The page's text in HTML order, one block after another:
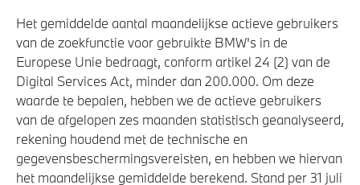
Het gemiddelde aantal maandelijkse actieve gebruikers
van de zoekfunctie voor gebruikte BMW's in de
Europese Unie bedraagt, conform artikel 24 (2) van de
Digital Services Act, minder dan 200.000. Om deze
waarde te bepalen, hebben we de actieve gebruikers
van de afgelopen zes maanden statistisch geanalyseerd,
rekening houdend met de technische en
gegevensbeschermingsvereisten, en hebben we hiervan
het maandelijkse gemiddelde berekend. Stand per 31 juli